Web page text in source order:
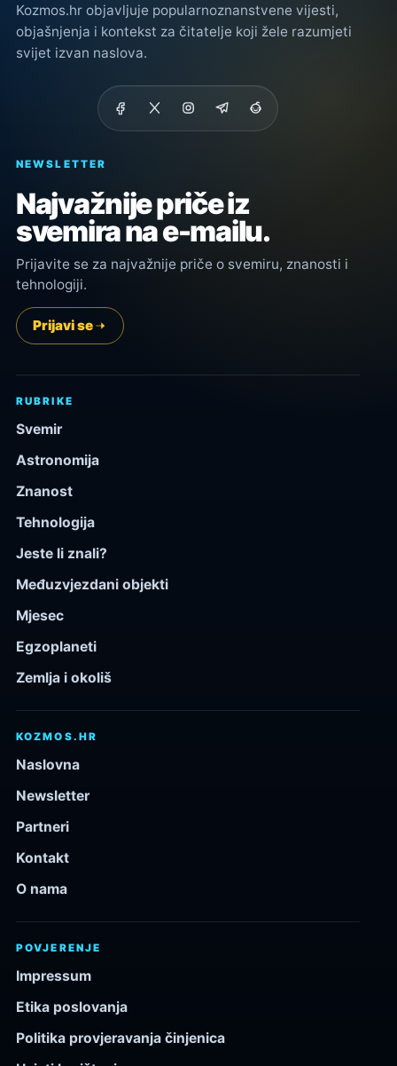
Kozmos.hr objavljuje popularnoznanstvene vijesti,
objašnjenja i kontekst za čitatelje koji žele razumjeti
svijet izvan naslova.
NEWSLETTER
Najvažnije priče iz
svemira na e-mailu.
Prijavite se za najvažnije priče o svemiru, znanosti i
tehnologiji.
Prijavi se
RUBRIKE
Svemir
Astronomija
Znanost
Tehnologija
Jeste li znali?
Međuzvjezdani objekti
Mjesec
Egzoplaneti
Zemlja i okoliš
KOZMOS.HR
Naslovna
Newsletter
Partneri
Kontakt
O nama
POVJERENJE
Impressum
Etika poslovanja
Politika provjeravanja činjenica